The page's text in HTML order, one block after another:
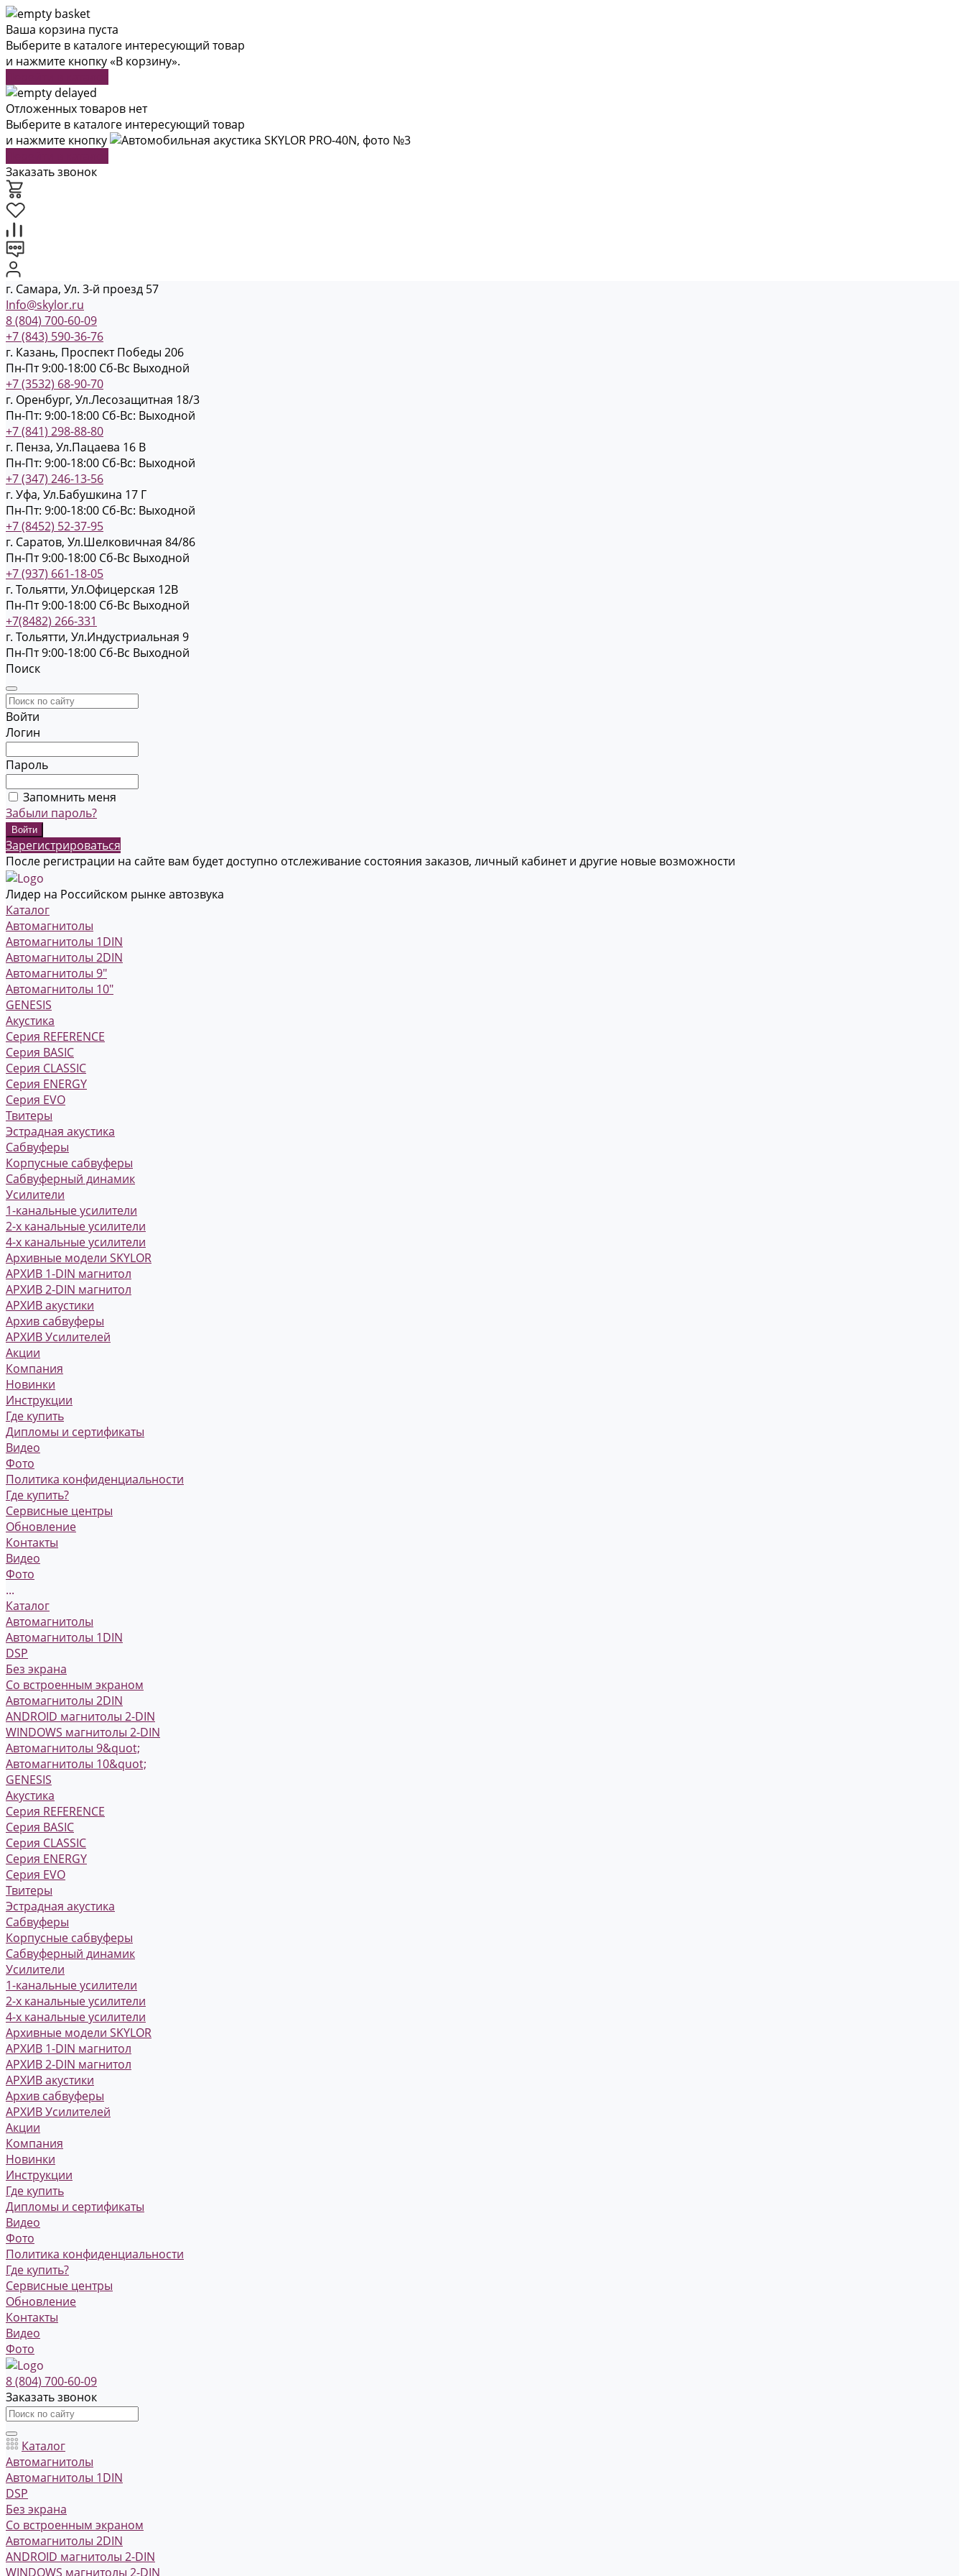
Ваша корзина пуста
Выберите в каталоге интересующий товар
и нажмите кнопку «В корзину».
Отложенных товаров нет
Выберите в каталоге интересующий товар
и нажмите кнопку
Заказать звонок
г. Самара, Ул. 3-й проезд 57
Info@skylor.ru
8 (804) 700-60-09
+7 (843) 590-36-76
г. Казань, Проспект Победы 206
Пн-Пт 9:00-18:00 Cб-Вс Выходной
+7 (3532) 68-90-70
г. Оренбург, Ул.Лесозащитная 18/3
Пн-Пт: 9:00-18:00 Cб-Вс: Выходной
+7 (841) 298-88-80
г. Пенза, Ул.Пацаева 16 В
Пн-Пт: 9:00-18:00 Cб-Вс: Выходной
+7 (347) 246-13-56
г. Уфа, Ул.Бабушкина 17 Г
Пн-Пт: 9:00-18:00 Cб-Вс: Выходной
+7 (8452) 52-37-95
г. Саратов, Ул.Шелковичная 84/86
Пн-Пт 9:00-18:00 Cб-Вс Выходной
+7 (937) 661-18-05
г. Тольятти, Ул.Офицерская 12В
Пн-Пт 9:00-18:00 Cб-Вс Выходной
+7(8482) 266-331
г. Тольятти, Ул.Индустриальная 9
Пн-Пт 9:00-18:00 Cб-Вс Выходной
Поиск
Войти
Логин
Пароль
Запомнить меня
Забыли пароль?
Зарегистрироваться
После регистрации на сайте вам будет доступно отслеживание состояния заказов, личный кабинет и другие новые возможности
Лидер на Российском рынке автозвука
Каталог
Автомагнитолы
Автомагнитолы 1DIN
Автомагнитолы 2DIN
Автомагнитолы 9"
Автомагнитолы 10"
GENESIS
Акустика
Серия REFERENCE
Серия BASIC
Серия CLASSIC
Серия ENERGY
Серия EVO
Твитеры
Эстрадная акустика
Сабвуферы
Корпусные сабвуферы
Сабвуферный динамик
Усилители
1-канальные усилители
2-х канальные усилители
4-х канальные усилители
Архивные модели SKYLOR
АРХИВ 1-DIN магнитол
АРХИВ 2-DIN магнитол
АРХИВ акустики
Архив сабвуферы
АРХИВ Усилителей
Акции
Компания
Новинки
Инструкции
Где купить
Дипломы и сертификаты
Видео
Фото
Политика конфиденциальности
Где купить?
Сервисные центры
Обновление
Контакты
Видео
Фото
...
Каталог
Автомагнитолы
Автомагнитолы 1DIN
DSP
Без экрана
Со встроенным экраном
Автомагнитолы 2DIN
ANDROID магнитолы 2-DIN
WINDOWS магнитолы 2-DIN
Автомагнитолы 9&quot;
Автомагнитолы 10&quot;
GENESIS
Акустика
Серия REFERENCE
Серия BASIC
Серия CLASSIC
Серия ENERGY
Серия EVO
Твитеры
Эстрадная акустика
Сабвуферы
Корпусные сабвуферы
Сабвуферный динамик
Усилители
1-канальные усилители
2-х канальные усилители
4-х канальные усилители
Архивные модели SKYLOR
АРХИВ 1-DIN магнитол
АРХИВ 2-DIN магнитол
АРХИВ акустики
Архив сабвуферы
АРХИВ Усилителей
Акции
Компания
Новинки
Инструкции
Где купить
Дипломы и сертификаты
Видео
Фото
Политика конфиденциальности
Где купить?
Сервисные центры
Обновление
Контакты
Видео
Фото
8 (804) 700-60-09
Заказать звонок
Каталог
Автомагнитолы
Автомагнитолы 1DIN
DSP
Без экрана
Со встроенным экраном
Автомагнитолы 2DIN
ANDROID магнитолы 2-DIN
WINDOWS магнитолы 2-DIN